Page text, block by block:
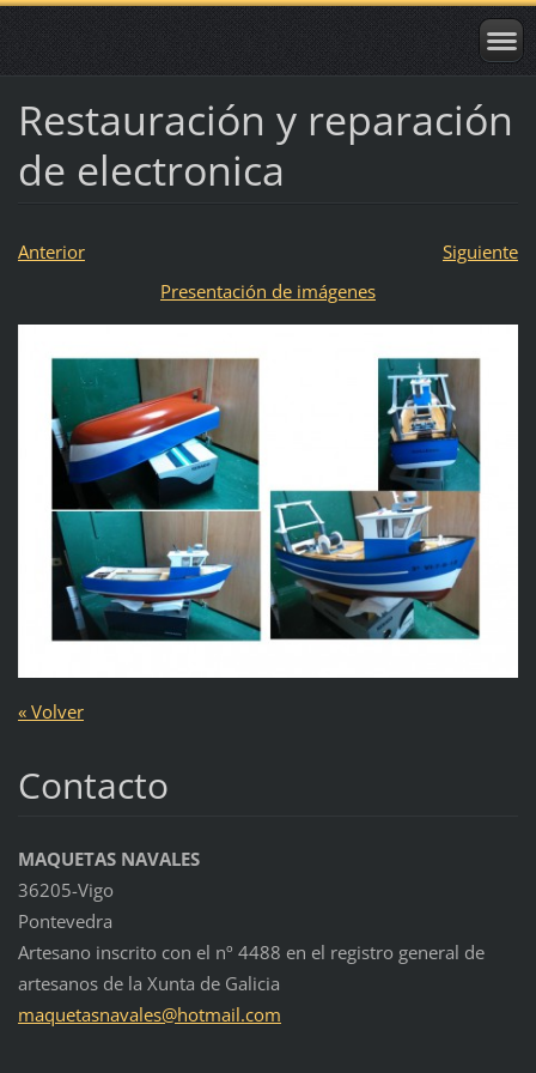
Restauración y reparación
de electronica
Anterior
Siguiente
Presentación de imágenes
« Volver
Contacto
MAQUETAS NAVALES
36205-Vigo
Pontevedra
Artesano inscrito con el nº 4488 en el registro general de
artesanos de la Xunta de Galicia
maquetasnavales@hotmail.com